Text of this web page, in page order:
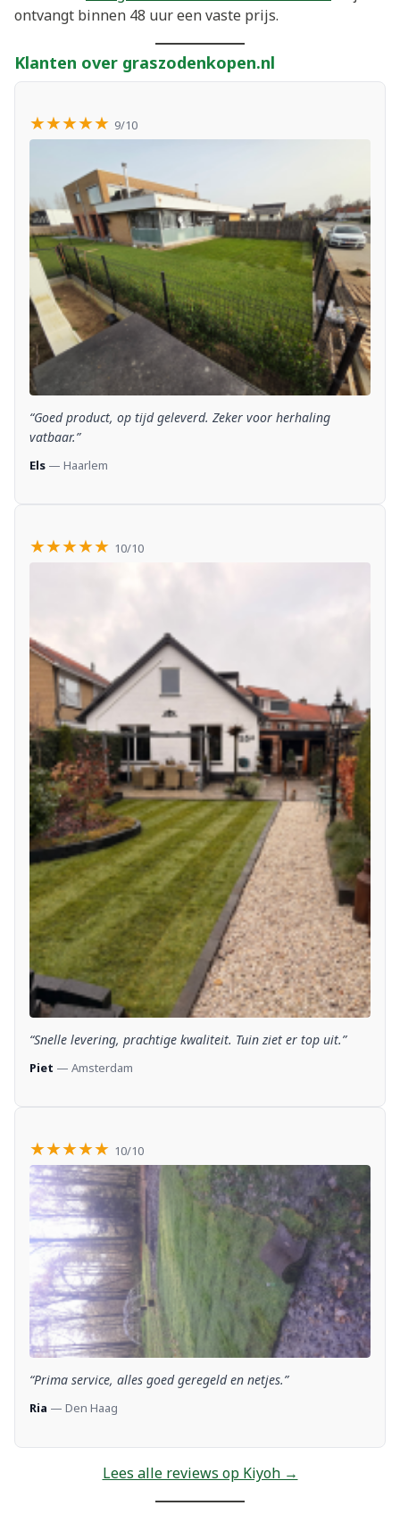
ontvangt binnen 48 uur een vaste prijs.
Klanten over graszodenkopen.nl
★★★★★ 9/10
“Goed product, op tijd geleverd. Zeker voor herhaling
vatbaar.”
Els — Haarlem
★★★★★ 10/10
“Snelle levering, prachtige kwaliteit. Tuin ziet er top uit.”
Piet — Amsterdam
★★★★★ 10/10
“Prima service, alles goed geregeld en netjes.”
Ria — Den Haag
Lees alle reviews op Kiyoh →